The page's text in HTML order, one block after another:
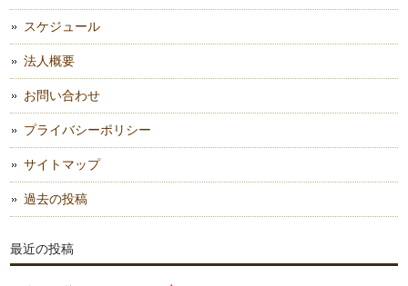
スケジュール
法人概要
お問い合わせ
プライバシーポリシー
サイトマップ
過去の投稿
最近の投稿